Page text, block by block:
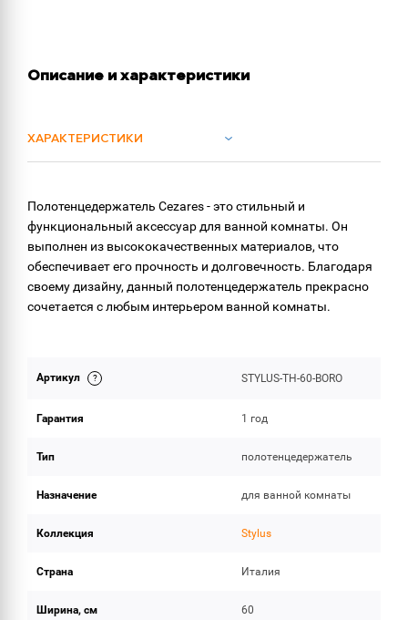
Описание и характеристики
ХАРАКТЕРИСТИКИ
Полотенцедержатель Cezares - это стильный и
функциональный аксессуар для ванной комнаты. Он
выполнен из высококачественных материалов, что
обеспечивает его прочность и долговечность. Благодаря
своему дизайну, данный полотенцедержатель прекрасно
сочетается с любым интерьером ванной комнаты.
Артикул STYLUS-TH-60-BORO
Гарантия 1 год
Тип полотенцедержатель
Назначение для ванной комнаты
Коллекция Stylus
Страна Италия
Ширина, см 60